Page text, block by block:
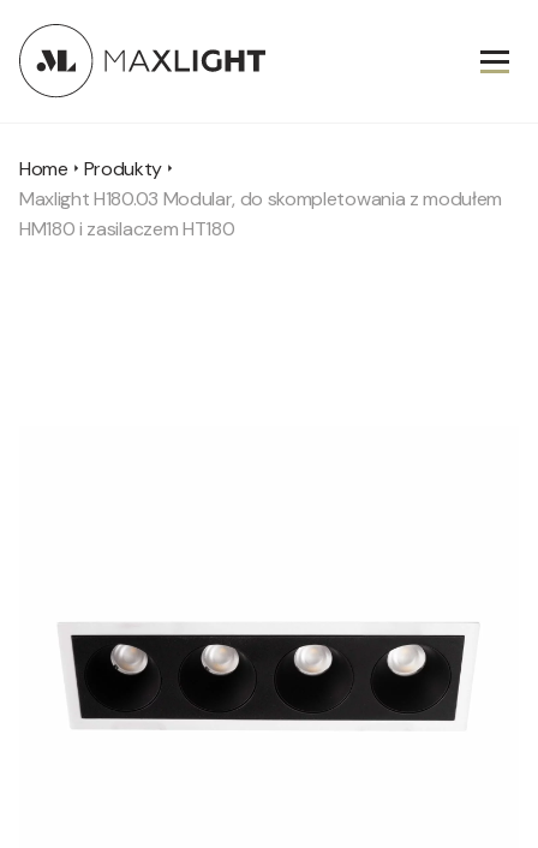
Home
Produkty
Maxlight H180.03 Modular, do skompletowania z modułem
HM180 i zasilaczem HT180